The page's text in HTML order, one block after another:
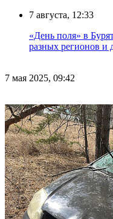
7 августа, 12:33
«День поля» в
разных регионов и
7 мая 2025, 09:42